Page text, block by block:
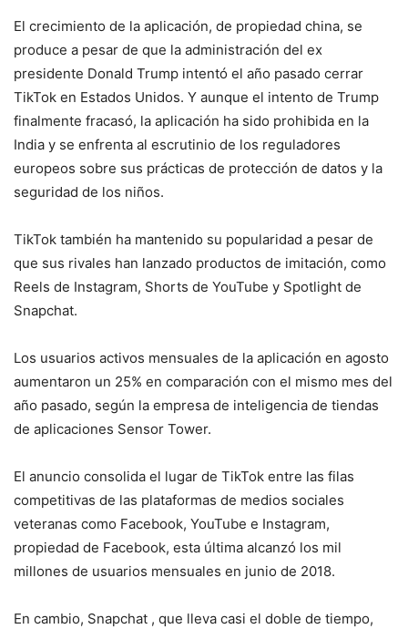
El crecimiento de la aplicación, de propiedad china, se
produce a pesar de que la administración del ex
presidente Donald Trump intentó el año pasado cerrar
TikTok en Estados Unidos. Y aunque el intento de Trump
finalmente fracasó, la aplicación ha sido prohibida en la
India y se enfrenta al escrutinio de los reguladores
europeos sobre sus prácticas de protección de datos y la
seguridad de los niños.
TikTok también ha mantenido su popularidad a pesar de
que sus rivales han lanzado productos de imitación, como
Reels de Instagram, Shorts de YouTube y Spotlight de
Snapchat.
Los usuarios activos mensuales de la aplicación en agosto
aumentaron un 25% en comparación con el mismo mes del
año pasado, según la empresa de inteligencia de tiendas
de aplicaciones Sensor Tower.
El anuncio consolida el lugar de TikTok entre las filas
competitivas de las plataformas de medios sociales
veteranas como Facebook, YouTube e Instagram,
propiedad de Facebook, esta última alcanzó los mil
millones de usuarios mensuales en junio de 2018.
En cambio, Snapchat , que lleva casi el doble de tiempo,